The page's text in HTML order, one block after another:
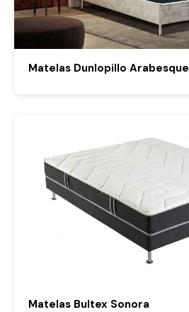
Matelas Dunlopillo Arabesque
Matelas Bultex Sonora